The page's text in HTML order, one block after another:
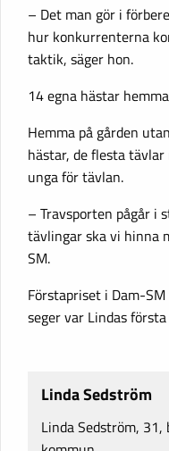
– Det man gör i
hur konkurrenterna
taktik, säger hon.
14 egna hästar
Hemma på gården
hästar, de flesta
unga för tävlan.
– Travsporten pågår i
tävlingar ska vi hinna
SM.
Förstapriset i Dam-
seger var Lindas
Linda Sedström
Linda Sedström,